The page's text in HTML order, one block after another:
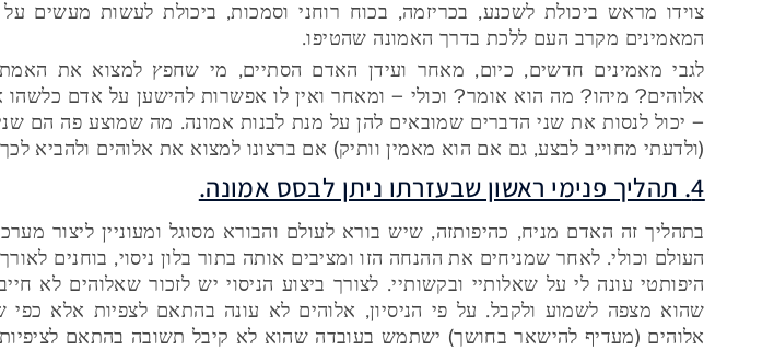
צוידו מראש ביכולת לשכנע, בכריזמה, בכוח רוחני וסמכות, ביכולת לעשות מעשים
המאמינים מקרב העם ללכת בדרך האמונה שהטיפו.
לגבי מאמינים חדשים, כיום, מאחר ועידן האדם הסתיים, מי שחפץ למצוא את
אלוהים? מיהו? מה הוא אומר? וכולי – ומאחר ואין לו אפשרות להישען על אדם
– יכול לנסות את שני הדברים שמובאים להן על מנת לבנות אמונה. מה שמוצע פה הם
(ולדעתי מחוייב לבצע, גם אם הוא מאמין וותיק) אם ברצונו למצוא את אלוהים ולהביא לכך
4. תהליך פנימי ראשון שבעזרתו ניתן לבסס אמונה.
בתהליך זה האדם מניח, כהיפותזה, שיש בורא לעולם והבורא מסוגל ומעוניין ליצור
העולם וכולי. לאחר שמניחים את ההנחה הזו ומציבים אותה בתור בלון ניסוי, בוחנים
היפותטי עונה לי על שאלותיי ובקשותיי. לצורך ביצוע הניסוי יש לזכור שאלוהים לא
שהוא מצפה לשמוע ולקבל. על פי הניסיון, אלוהים לא עונה בהתאם לצפיות אלא
אלוהים (מעדיף להישאר בחושך) ישתמש בעובדה שהוא לא קיבל תשובה בהתאם